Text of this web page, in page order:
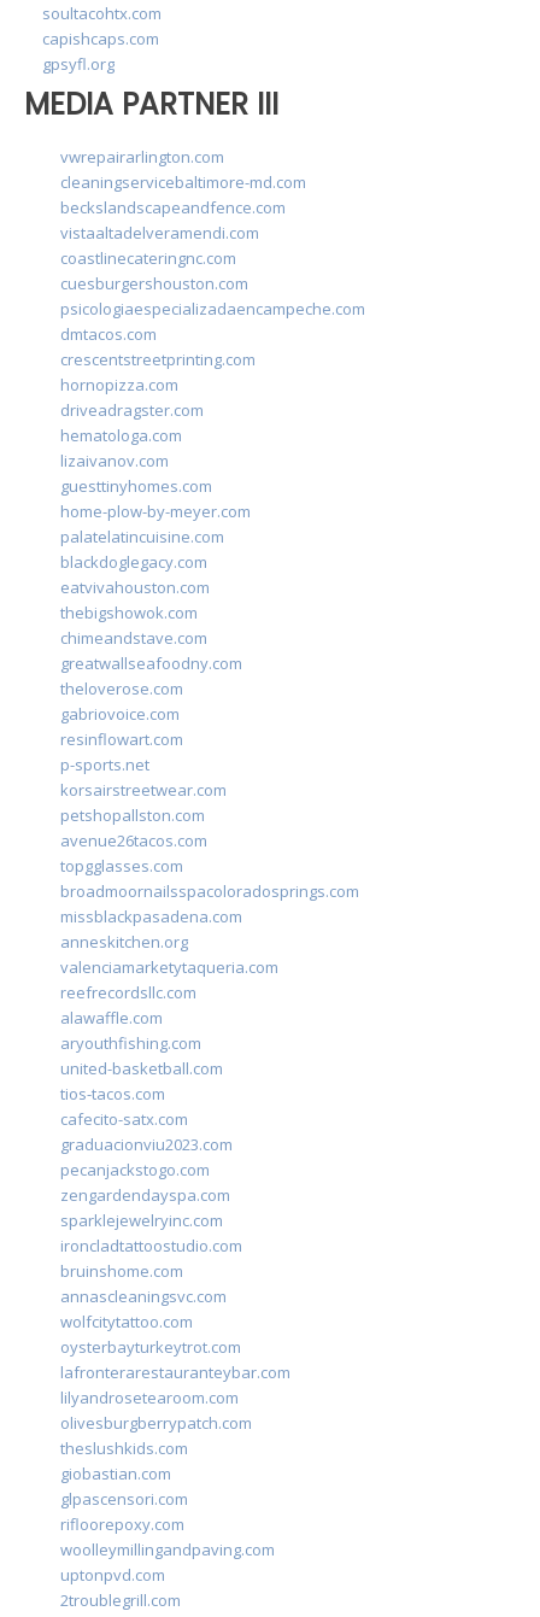
soultacohtx.com
capishcaps.com
gpsyfl.org
MEDIA PARTNER III
vwrepairarlington.com
cleaningservicebaltimore-md.com
beckslandscapeandfence.com
vistaaltadelveramendi.com
coastlinecateringnc.com
cuesburgershouston.com
psicologiaespecializadaencampeche.com
dmtacos.com
crescentstreetprinting.com
hornopizza.com
driveadragster.com
hematologa.com
lizaivanov.com
guesttinyhomes.com
home-plow-by-meyer.com
palatelatincuisine.com
blackdoglegacy.com
eatvivahouston.com
thebigshowok.com
chimeandstave.com
greatwallseafoodny.com
theloverose.com
gabriovoice.com
resinflowart.com
p-sports.net
korsairstreetwear.com
petshopallston.com
avenue26tacos.com
topgglasses.com
broadmoornailsspacoloradosprings.com
missblackpasadena.com
anneskitchen.org
valenciamarketytaqueria.com
reefrecordsllc.com
alawaffle.com
aryouthfishing.com
united-basketball.com
tios-tacos.com
cafecito-satx.com
graduacionviu2023.com
pecanjackstogo.com
zengardendayspa.com
sparklejewelryinc.com
ironcladtattoostudio.com
bruinshome.com
annascleaningsvc.com
wolfcitytattoo.com
oysterbayturkeytrot.com
lafronterarestauranteybar.com
lilyandrosetearoom.com
olivesburgberrypatch.com
theslushkids.com
giobastian.com
glpascensori.com
rifloorepoxy.com
woolleymillingandpaving.com
uptonpvd.com
2troublegrill.com